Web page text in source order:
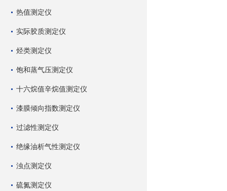
热值测定仪
实际胶质测定仪
烃类测定仪
饱和蒸气压测定仪
十六烷值辛烷值测定仪
漆膜倾向指数测定仪
过滤性测定仪
绝缘油析气性测定仪
浊点测定仪
硫氮测定仪